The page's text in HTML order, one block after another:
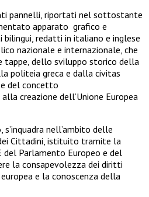
pannelli, riportati nel sottostante
apparato grafico e
redatti in italiano e inglese
nazionale e internazionale, che
tappe, dello sviluppo storico della
politeia greca e dalla civitas
del concetto
creazione dell’Unione Europea
s’inquadra nell’ambito delle
Cittadini, istituito tramite la
del Parlamento Europeo e del
la consapevolezza dei diritti
e la conoscenza della